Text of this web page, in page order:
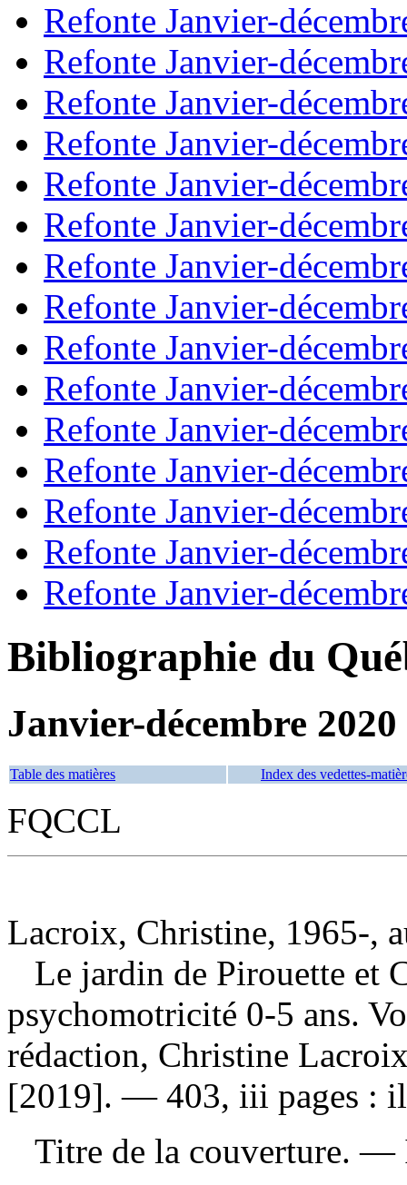
Refonte Janvier-
Refonte Janvier-
Refonte Janvier-
Refonte Janvier-
Refonte Janvier-
Refonte Janvier-
Refonte Janvier-
Refonte Janvier-
Refonte Janvier-
Refonte Janvier-
Refonte Janvier-
Refonte Janvier-
Refonte Janvier-
Refonte Janvier-
Refonte Janvier-
Bibliographie du
Janvier-décembre 2020
Table des matières Index des vedettes-
FQCCL
Lacroix, Christine, 1965-,
Le jardin de Pirouette et
psychomotricité 0-5 ans.
rédaction, Christine
[2019]. — 403, iii pages :
Titre de la couverture. —